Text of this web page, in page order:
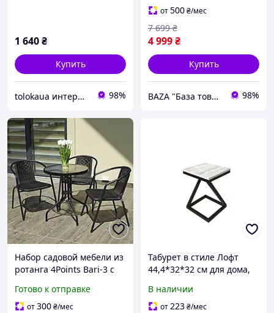
1 640₴
Купить
tolokaua интернет-магазин товаров для дома 98%
от500₴/мес
4 999₴
7 699 ₴
Купить
BAZA "База товарів з Європи" 98%
Набор садовой мебели из
ротанга 4Points Bari-3 с
стульями на дачу для
сада кафе террасы
Готово к отправке
от300₴/мес
Табурет в стиле Лофт
44,4*32*32 см для дома,
Стулья без спинки в
кухню, гостиную Loft
В наличии
от223₴/мес